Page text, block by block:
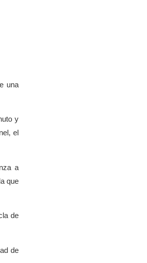
una
y
el
a
que
de
de